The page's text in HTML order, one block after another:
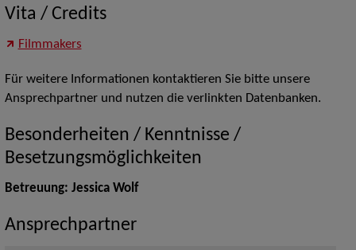
Vita / Credits
Filmmakers
Für weitere Informationen kontaktieren Sie bitte unsere
Ansprechpartner und nutzen die verlinkten Datenbanken.
Besonderheiten / Kenntnisse /
Besetzungsmöglichkeiten
Betreuung: Jessica Wolf
Ansprechpartner